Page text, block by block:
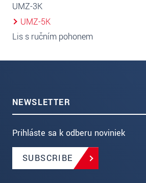
UMZ-3K
UMZ-5K
Lis s ručním pohonem
NEWSLETTER
Prihláste sa k odberu noviniek
SUBSCRIBE